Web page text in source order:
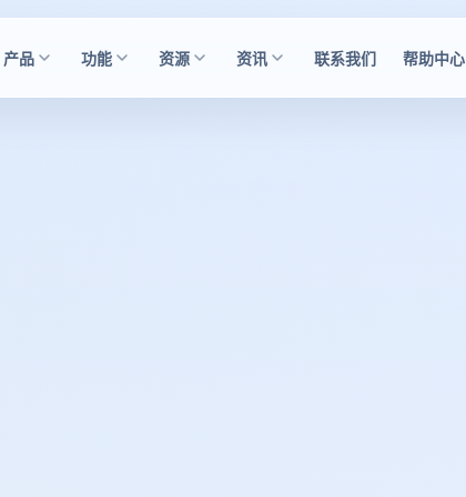
产品 功能 资源 资讯 联系我们 帮助中心